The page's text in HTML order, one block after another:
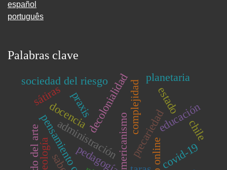
español
português
Palabras clave
decolonialidadcomplejidad
docencia
sociedad del riesgo
precariedad
pensamiento crítico
administración educación
pedagogía
praxis
covid-19
ideología
estado
chile
sátiras
planetaria